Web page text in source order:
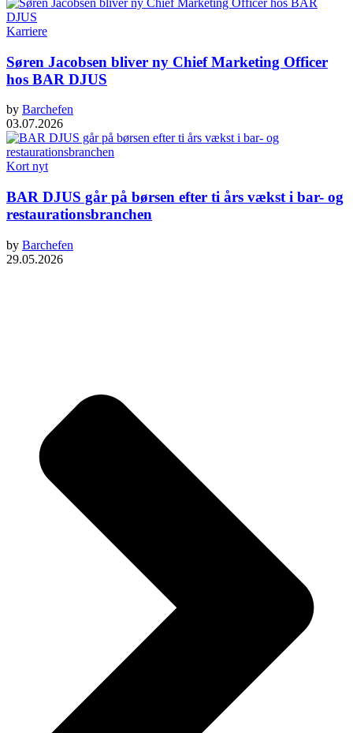
Karriere
Søren Jacobsen bliver ny Chief Marketing Officer
hos BAR DJUS
by Barchefen
03.07.2026
Kort nyt
BAR DJUS går på børsen efter ti års vækst i bar- og
restaurationsbranchen
by Barchefen
29.05.2026